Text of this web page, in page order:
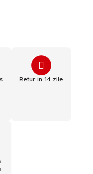
Retur in 14 zile